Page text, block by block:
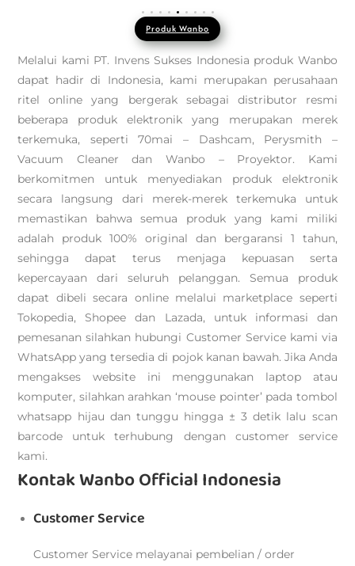
Produk Wanbo
Melalui kami PT. Invens Sukses Indonesia produk Wanbo
dapat hadir di Indonesia, kami merupakan perusahaan
ritel online yang bergerak sebagai distributor resmi
beberapa produk elektronik yang merupakan merek
terkemuka, seperti 70mai – Dashcam, Perysmith –
Vacuum Cleaner dan Wanbo – Proyektor. Kami
berkomitmen untuk menyediakan produk elektronik
secara langsung dari merek-merek terkemuka untuk
memastikan bahwa semua produk yang kami miliki
adalah produk 100% original dan bergaransi 1 tahun,
sehingga dapat terus menjaga kepuasan serta
kepercayaan dari seluruh pelanggan. Semua produk
dapat dibeli secara online melalui marketplace seperti
Tokopedia, Shopee dan Lazada, untuk informasi dan
pemesanan silahkan hubungi Customer Service kami via
WhatsApp yang tersedia di pojok kanan bawah. Jika Anda
mengakses website ini menggunakan laptop atau
komputer, silahkan arahkan ‘mouse pointer’ pada tombol
whatsapp hijau dan tunggu hingga ± 3 detik lalu scan
barcode untuk terhubung dengan customer service
kami.
Kontak Wanbo Official Indonesia
Customer Service
Customer Service melayanai pembelian / order